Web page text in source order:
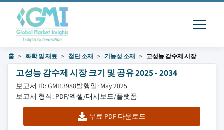
홈 화학 및 재료 첨단 소재 기능성 소재 고성능 감수제 시장
고성능 감수제 시장 크기 및 공유 2025 - 2034
보고서 ID: GMI13988발행일: May 2025
보고서 형식: PDF/엑셀/대시보드/플랫폼
무료 PDF 다운로드